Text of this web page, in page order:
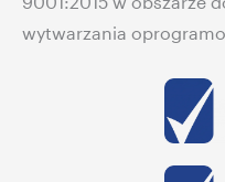
wytwarzania